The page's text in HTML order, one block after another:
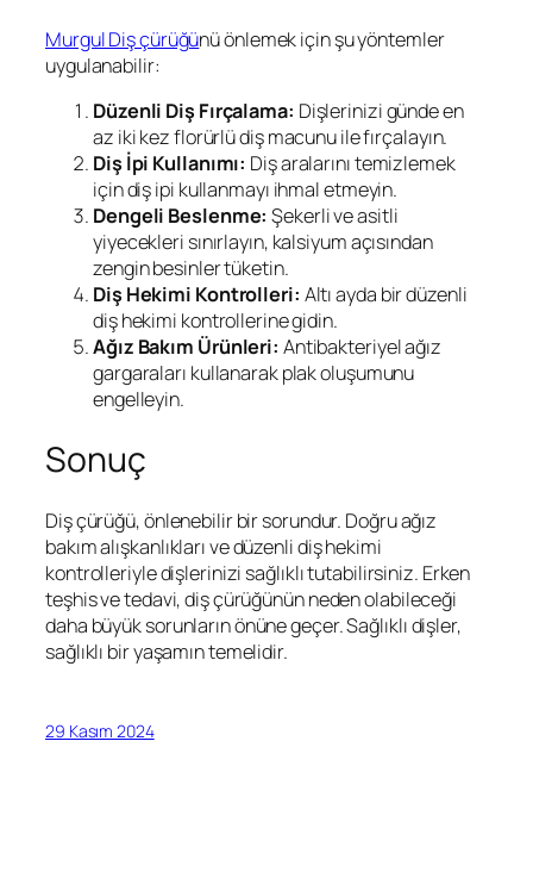
Murgul Diş çürüğünü önlemek için şu yöntemler
uygulanabilir:
Düzenli Diş Fırçalama: Dişlerinizi günde en
az iki kez florürlü diş macunu ile fırçalayın.
Diş İpi Kullanımı: Diş aralarını temizlemek
için diş ipi kullanmayı ihmal etmeyin.
Dengeli Beslenme: Şekerli ve asitli
yiyecekleri sınırlayın, kalsiyum açısından
zengin besinler tüketin.
Diş Hekimi Kontrolleri: Altı ayda bir düzenli
diş hekimi kontrollerine gidin.
Ağız Bakım Ürünleri: Antibakteriyel ağız
gargaraları kullanarak plak oluşumunu
engelleyin.
Sonuç
Diş çürüğü, önlenebilir bir sorundur. Doğru ağız
bakım alışkanlıkları ve düzenli diş hekimi
kontrolleriyle dişlerinizi sağlıklı tutabilirsiniz. Erken
teşhis ve tedavi, diş çürüğünün neden olabileceği
daha büyük sorunların önüne geçer. Sağlıklı dişler,
sağlıklı bir yaşamın temelidir.
29 Kasım 2024